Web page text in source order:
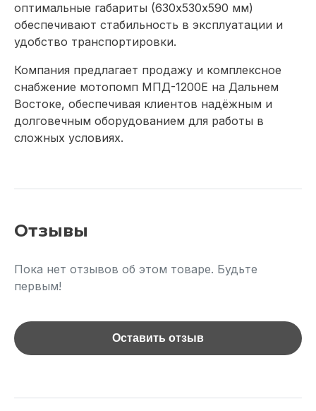
оптимальные габариты (630х530х590 мм)
обеспечивают стабильность в эксплуатации и
удобство транспортировки.
Компания предлагает продажу и комплексное
снабжение мотопомп МПД-1200Е на Дальнем
Востоке, обеспечивая клиентов надёжным и
долговечным оборудованием для работы в
сложных условиях.
Отзывы
Пока нет отзывов об этом товаре. Будьте
первым!
Оставить отзыв